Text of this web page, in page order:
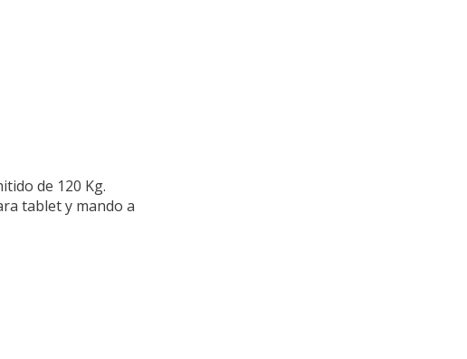
de 120 Kg.
tablet y mando a